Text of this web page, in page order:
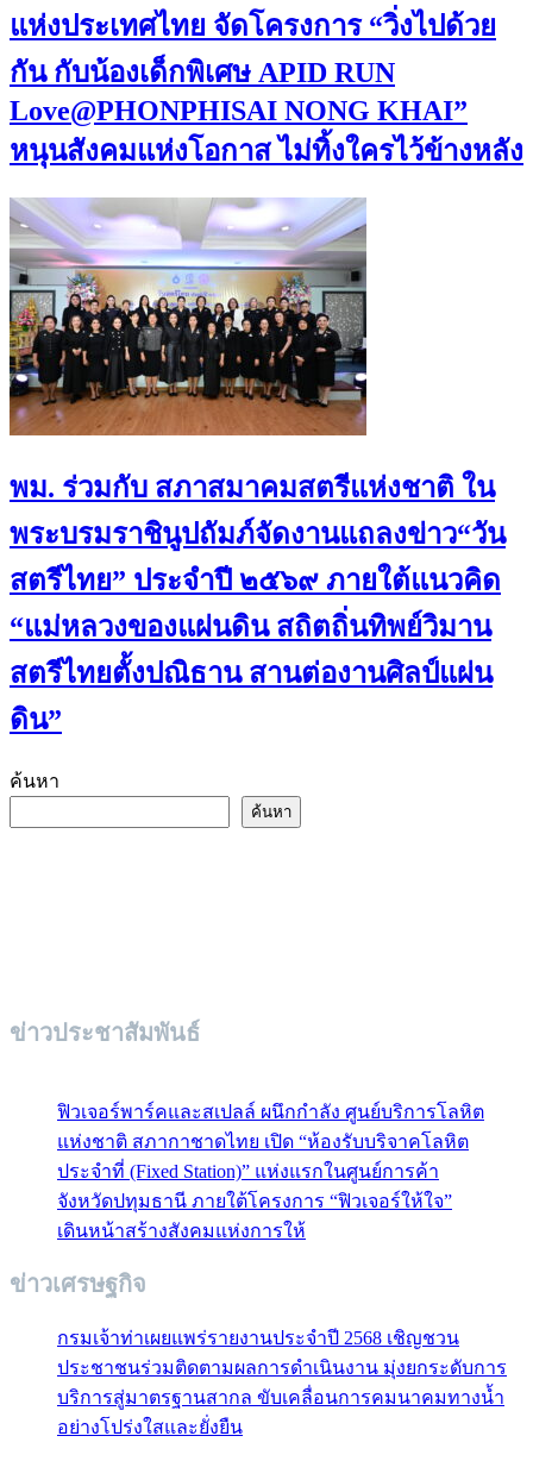
แห่งประเทศไทย จัดโครงการ “วิ่งไปด้วย
กัน กับน้องเด็กพิเศษ​ APID RUN
Love@PHONPHISAI NONG KHAI”
หนุนสังคมแห่งโอกาส ไม่ทิ้งใครไว้ข้างหลัง
พม. ร่วมกับ สภาสมาคมสตรีแห่งชาติ ใน
พระบรมราชินูปถัมภ์จัดงานแถลงข่าว“วัน
สตรีไทย” ประจําปี ๒๕๖๙ ภายใต้แนวคิด
“แม่หลวงของแผ่นดิน สถิตถิ่นทิพย์วิมาน
สตรีไทยตั้งปณิธาน สานต่องานศิลป์แผ่น
ดิน”
ค้นหา
ค้นหา
ข่าวประชาสัมพันธ์
ฟิวเจอร์พาร์คและสเปลล์ ผนึกกำลัง ศูนย์บริการโลหิต
แห่งชาติ สภากาชาดไทย เปิด “ห้องรับบริจาคโลหิต
ประจำที่ (Fixed Station)” แห่งแรกในศูนย์การค้า
จังหวัดปทุมธานี ภายใต้โครงการ “ฟิวเจอร์ให้ใจ”
เดินหน้าสร้างสังคมแห่งการให้
ข่าวเศรษฐกิจ
กรมเจ้าท่าเผยแพร่รายงานประจำปี 2568 เชิญชวน
ประชาชนร่วมติดตามผลการดำเนินงาน มุ่งยกระดับการ
บริการสู่มาตรฐานสากล ขับเคลื่อนการคมนาคมทางน้ำ
อย่างโปร่งใสและยั่งยืน